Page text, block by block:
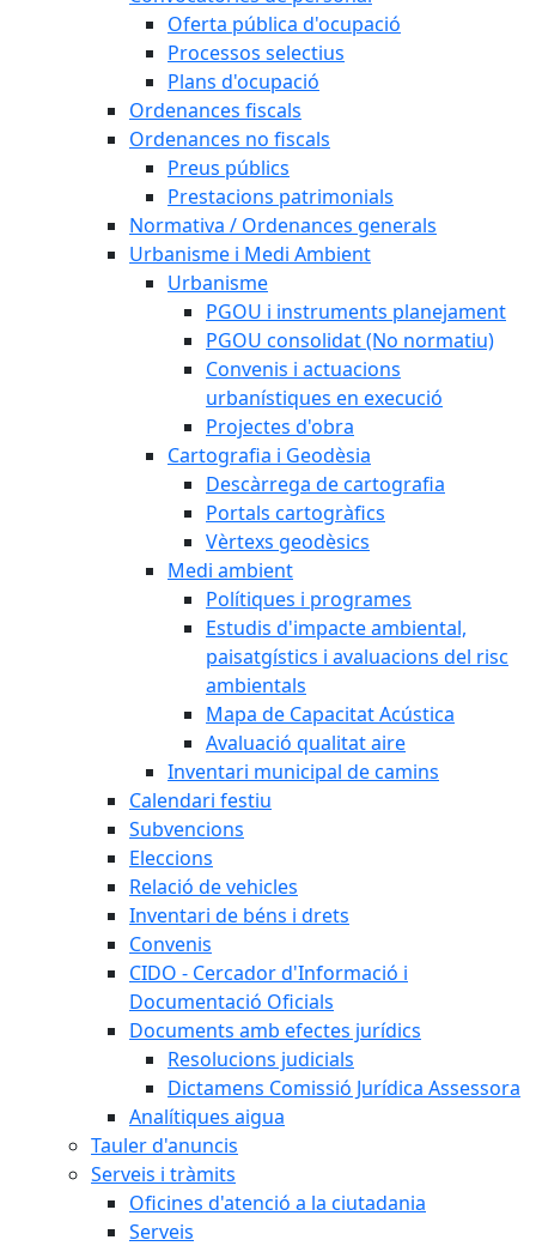
Oferta pública d'ocupació
Processos selectius
Plans d'ocupació
Ordenances fiscals
Ordenances no fiscals
Preus públics
Prestacions patrimonials
Normativa / Ordenances generals
Urbanisme i Medi Ambient
Urbanisme
PGOU i instruments planejament
PGOU consolidat (No normatiu)
Convenis i actuacions
urbanístiques en execució
Projectes d'obra
Cartografia i Geodèsia
Descàrrega de cartografia
Portals cartogràfics
Vèrtexs geodèsics
Medi ambient
Polítiques i programes
Estudis d'impacte ambiental,
paisatgístics i avaluacions del risc
ambientals
Mapa de Capacitat Acústica
Avaluació qualitat aire
Inventari municipal de camins
Calendari festiu
Subvencions
Eleccions
Relació de vehicles
Inventari de béns i drets
Convenis
CIDO - Cercador d'Informació i
Documentació Oficials
Documents amb efectes jurídics
Resolucions judicials
Dictamens Comissió Jurídica Assessora
Analítiques aigua
Tauler d'anuncis
Serveis i tràmits
Oficines d'atenció a la ciutadania
Serveis